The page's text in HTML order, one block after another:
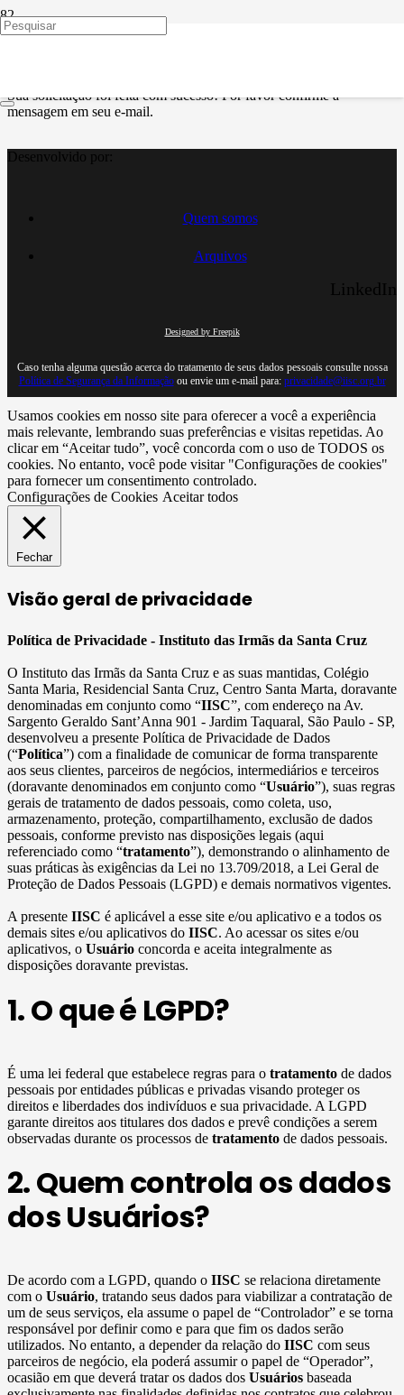
Obrigado!
Sua solicitação foi feita com sucesso! Por favor confirme a
mensagem em seu e-mail.
Desenvolvido por:
Quem somos
Arquivos
LinkedIn
Designed by Freepik
Caso tenha alguma questão acerca do tratamento de seus dados pessoais consulte nossa
Política de Segurança da Informaçãoou envie um e-mail para: privacidade@iisc.org.br
Usamos cookies em nosso site para oferecer a você a experiência
mais relevante, lembrando suas preferências e visitas repetidas. Ao
clicar em “Aceitar tudo”, você concorda com o uso de TODOS os
cookies. No entanto, você pode visitar "Configurações de cookies"
para fornecer um consentimento controlado.
Configurações de Cookies Aceitar todos
Fechar
Visão geral de privacidade
Política de Privacidade - Instituto das Irmãs da Santa Cruz
O Instituto das Irmãs da Santa Cruz e as suas mantidas, Colégio
Santa Maria, Residencial Santa Cruz, Centro Santa Marta, doravante
denominadas em conjunto como “IISC”, com endereço na Av.
Sargento Geraldo Sant’Anna 901 - Jardim Taquaral, São Paulo - SP,
desenvolveu a presente Política de Privacidade de Dados
(“Política”) com a finalidade de comunicar de forma transparente
aos seus clientes, parceiros de negócios, intermediários e terceiros
(doravante denominados em conjunto como “Usuário”), suas regras
gerais de tratamento de dados pessoais, como coleta, uso,
armazenamento, proteção, compartilhamento, exclusão de dados
pessoais, conforme previsto nas disposições legais (aqui
referenciado como “tratamento”), demonstrando o alinhamento de
suas práticas às exigências da Lei no 13.709/2018, a Lei Geral de
Proteção de Dados Pessoais (LGPD) e demais normativos vigentes.
A presente IISC é aplicável a esse site e/ou aplicativo e a todos os
demais sites e/ou aplicativos do IISC. Ao acessar os sites e/ou
aplicativos, o Usuário concorda e aceita integralmente as
disposições doravante previstas.
1. O que é LGPD?
É uma lei federal que estabelece regras para o tratamento de dados
pessoais por entidades públicas e privadas visando proteger os
direitos e liberdades dos indivíduos e sua privacidade. A LGPD
garante direitos aos titulares dos dados e prevê condições a serem
observadas durante os processos de tratamento de dados pessoais.
2. Quem controla os dados
dos Usuários?
De acordo com a LGPD, quando o IISC se relaciona diretamente
com o Usuário, tratando seus dados para viabilizar a contratação de
um de seus serviços, ela assume o papel de “Controlador” e se torna
responsável por definir como e para que fim os dados serão
utilizados. No entanto, a depender da relação do IISC com seus
parceiros de negócio, ela poderá assumir o papel de “Operador”,
ocasião em que deverá tratar os dados dos Usuários baseada